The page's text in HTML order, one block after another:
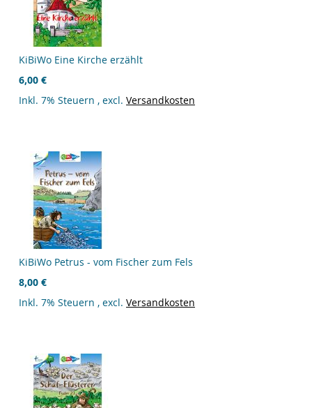
KiBiWo Eine Kirche erzählt
6,00 €
Inkl. 7% Steuern , excl. Versandkosten
KiBiWo Petrus - vom Fischer zum Fels
8,00 €
Inkl. 7% Steuern , excl. Versandkosten